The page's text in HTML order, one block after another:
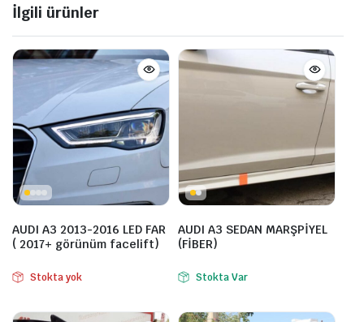
İlgili ürünler
AUDI A3 2013-2016 LED FAR
( 2017+ görünüm facelift)
Stokta yok
AUDI A3 SEDAN MARŞPİYEL
(FİBER)
Stokta Var